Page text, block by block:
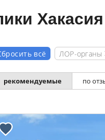
всё ЛОР-органы
рекомендуемые по